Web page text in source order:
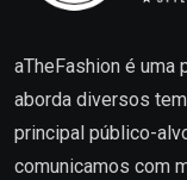
aTheFashion é uma
aborda diversos
principal público-
comunicamos com